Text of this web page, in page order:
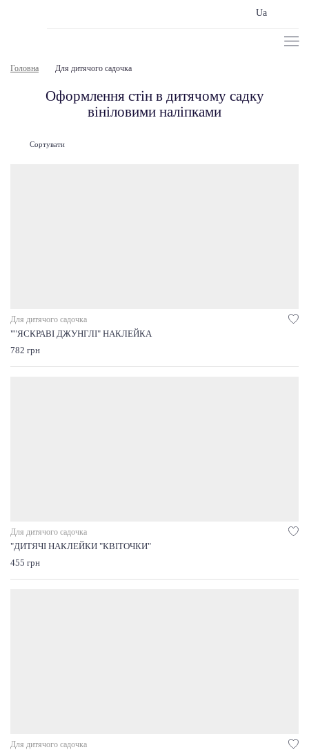
Ua
Головна Для дитячого садочка
Оформлення стін в дитячому садку
вініловими наліпками
Сортувати
Для дитячого садочка
""ЯСКРАВІ ДЖУНГЛІ" НАКЛЕЙКА
782 грн
Для дитячого садочка
"ДИТЯЧІ НАКЛЕЙКИ "КВІТОЧКИ"
455 грн
Для дитячого садочка